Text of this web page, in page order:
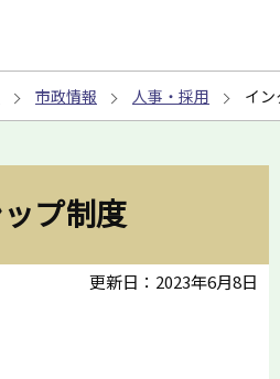
市政情報 人事・採用 イ
プ制度
更新日：2023年6月8日